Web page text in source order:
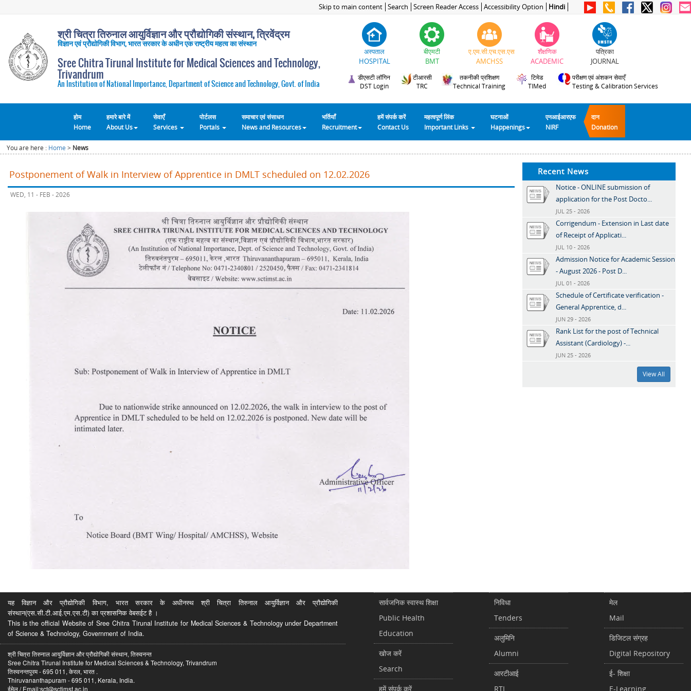
Skip to main content Search Screen Reader Access Accessibility Option Hindi
श्री चित्रा तिरुनाल आयुर्विज्ञान और प्रौद्योगिकी संस्थान, त्रिवेंद्रम
विज्ञान एवं प्रौद्योगिकी विभाग, भारत सरकार के अधीन एक राष्ट्रीय महत्व का संस्थान
Sree Chitra Tirunal Institute for Medical Sciences and Technology,
Trivandrum
An Institution of National Importance, Department of Science and Technology, Govt. of India
अस्पताल
HOSPITAL
बीएमटी
BMT
ए.एम.सी.एच.एस.एस
AMCHSS
शैक्षणिक
ACADEMIC
पत्रिका
JOURNAL
डीएसटी लॉगिन
DST Login
टीआरसी
TRC
तकनीकी प्रशिक्षण
Technical Training
टिमेड
TIMed
परीक्षण एवं अंशकन सेवाएँ
Testing & Calibration Services
होम
Home
हमारे बारे में
About Us
सेवाएँ
Services
पोर्टलस
Portals
समाचार एवं संसाधन
News and Resources
भर्तियाँ
Recruitment
हमें संपर्क करें
Contact Us
महत्वपूर्ण लिंक
Important Links
घटनाओं
Happenings
एनआईआरएफ
NIRF
दान
Donation
You are here : Home > News
Postponement of Walk in Interview of Apprentice in DMLT scheduled on 12.02.2026
WED, 11 - FEB - 2026
Recent News
Notice - ONLINE submission of
application for the Post Docto...
JUL 25 - 2026
Corrigendum - Extension in Last date
of Receipt of Applicati...
JUL 10 - 2026
Admission Notice for Academic Session
- August 2026 - Post D...
JUL 01 - 2026
Schedule of Certificate verification -
General Apprentice, d...
JUN 29 - 2026
Rank List for the post of Technical
Assistant (Cardiology) -...
JUN 25 - 2026
View All
यह विज्ञान और प्रौद्योगिकी विभाग, भारत सरकार के अधीनस्थ श्री चित्रा तिरुनाल आयुर्विज्ञान और प्रौद्योगिकी
संस्थान(एस.सी.टी.आई.एम.एस.टी) का प्रशासनिक वेबसईट है ।
This is the official Website of Sree Chitra Tirunal Institute for Medical Sciences & Technology under Department
of Science & Technology, Government of India.
श्री चित्रा तिरुनाल आयुर्विज्ञान और प्रौद्योगिकी संस्थान, तिरुवनन्त
Sree Chitra Tirunal Institute for Medical Sciences & Technology, Trivandrum
तिरुवनन्तपुरम - 695 011, केरल, भारत .
Thiruvananthapuram - 695 011, Kerala, India.
ईमेल / Email:sct@sctimst.ac.in
सार्वजनिक स्वास्थ शिक्षा
Public Health
Education
खोज करें
Search
हमें संपर्क करें
निविधा
Tenders
अलुमिनि
Alumni
आरटीआई
RTI
मेल
Mail
डिजिटल संग्रह
Digital Repository
ई- शिक्षा
E-Learning